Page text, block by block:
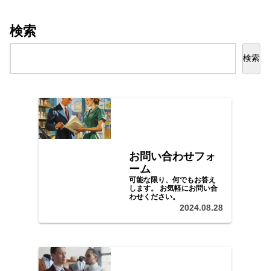
検索
検索
お問い合わせフォ
ーム
可能な限り、何でもお答え
します。 お気軽にお問い合
わせください。
2024.08.28